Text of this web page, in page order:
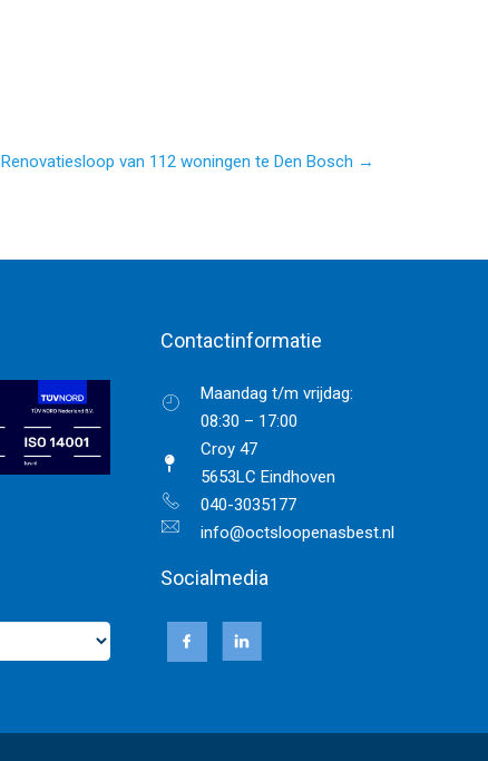
Renovatiesloop van 112 woningen te Den Bosch →
Contactinformatie
Maandag t/m vrijdag:
08:30 – 17:00
Croy 47
5653LC Eindhoven
040-3035177
info@octsloopenasbest.nl
Socialmedia